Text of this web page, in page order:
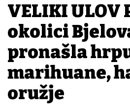
VELIKI
okolici
pronašla
marihuane,
oružje